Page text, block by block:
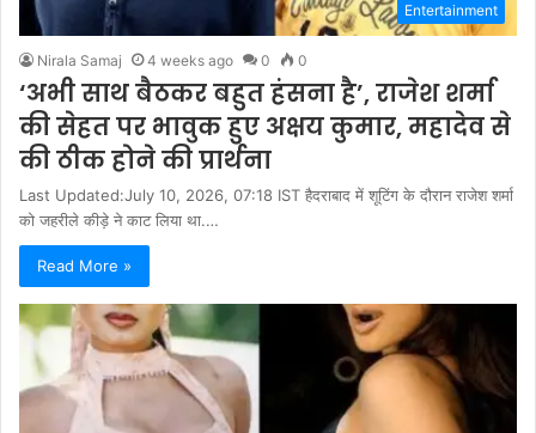
Entertainment
Nirala Samaj 4 weeks ago 0 0
‘अभी साथ बैठकर बहुत हंसना है’, राजेश शर्मा
की सेहत पर भावुक हुए अक्षय कुमार, महादेव से
की ठीक होने की प्रार्थना
Last Updated:July 10, 2026, 07:18 IST हैदराबाद में शूटिंग के दौरान राजेश शर्मा
को जहरीले कीड़े ने काट लिया था.…
Read More »